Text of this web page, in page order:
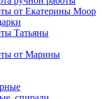
от Екатерины Моор
Татьяны
от Марины